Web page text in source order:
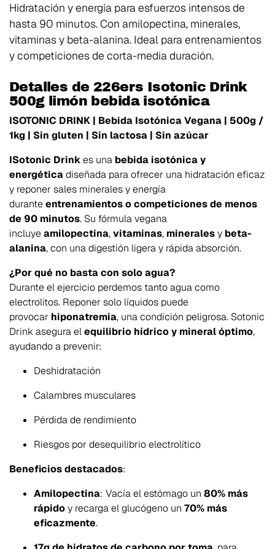
Hidratación y energía para esfuerzos intensos de
hasta 90 minutos. Con amilopectina, minerales,
vitaminas y beta-alanina. Ideal para entrenamientos
y competiciones de corta-media duración.
Detalles de 226ers Isotonic Drink
500g limón bebida isotónica
ISOTONIC DRINK | Bebida Isotónica Vegana | 500g /
1kg | Sin gluten | Sin lactosa | Sin azúcar
ISotonic Drinkes una bebida isotónica y
energéticadiseñada para ofrecer una hidratación eficaz
y reponer sales minerales y energía
duranteentrenamientos o competiciones de menos
de 90 minutos. Su fórmula vegana
incluyeamilopectina,vitaminas, mineralesy beta-
alanina, con una digestión ligera y rápida absorción.
¿Por qué no basta con solo agua?
Durante el ejercicio perdemos tanto agua como
electrolitos. Reponer solo líquidos puede
provocar hiponatremia, una condición peligrosa. Sotonic
Drink asegura elequilibrio hídrico y mineral óptimo,
ayudando a prevenir:
Deshidratación
Calambres musculares
Pérdida de rendimiento
Riesgos por desequilibrio electrolítico
Beneficios destacados:
Amilopectina: Vacía el estómago un 80% más
rápidoy recarga el glucógeno un 70% más
eficazmente.